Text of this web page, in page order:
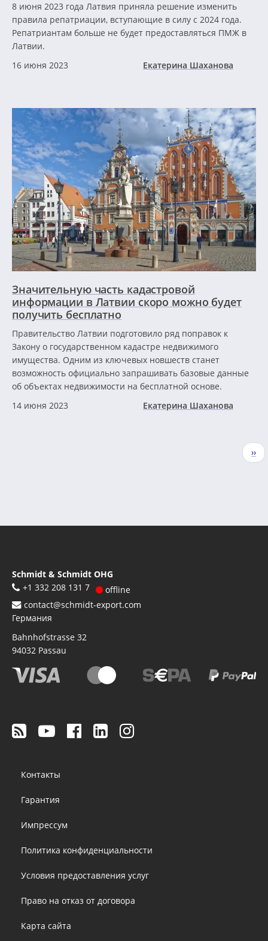
8 июня 2023 года Латвия приняла решение изменить
правила репатриации, вступающие в силу с 2024 года.
Репатриантам больше не будет предоставляться ПМЖ в
Латвии.
16 июня 2023
Екатерина Шаханова
Значительную часть кадастровой
информации в Латвии скоро можно будет
получить бесплатно
Правительство Латвии подготовило ряд поправок к
Закону о государственном кадастре недвижимого
имущества. Одним из ключевых новшеств станет
возможность официально запрашивать базовые данные
об объектах недвижимости на бесплатной основе.
14 июня 2023
Екатерина Шаханова
››
Schmidt & Schmidt OHG
+1 332 208 131 7
offline
contact@schmidt-export.com
Германия
Bahnhofstrasse 32
94032 Passau
menu
Контакты
Гарантия
Импрессум
Политика конфиденциальности
Условия предоставления услуг
Право на отказ от договора
Карта сайта